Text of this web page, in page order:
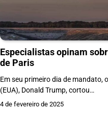
Especialistas opinam
de Paris
Em seu primeiro dia de mandato,
(EUA), Donald Trump, cortou…
4 de fevereiro de 2025